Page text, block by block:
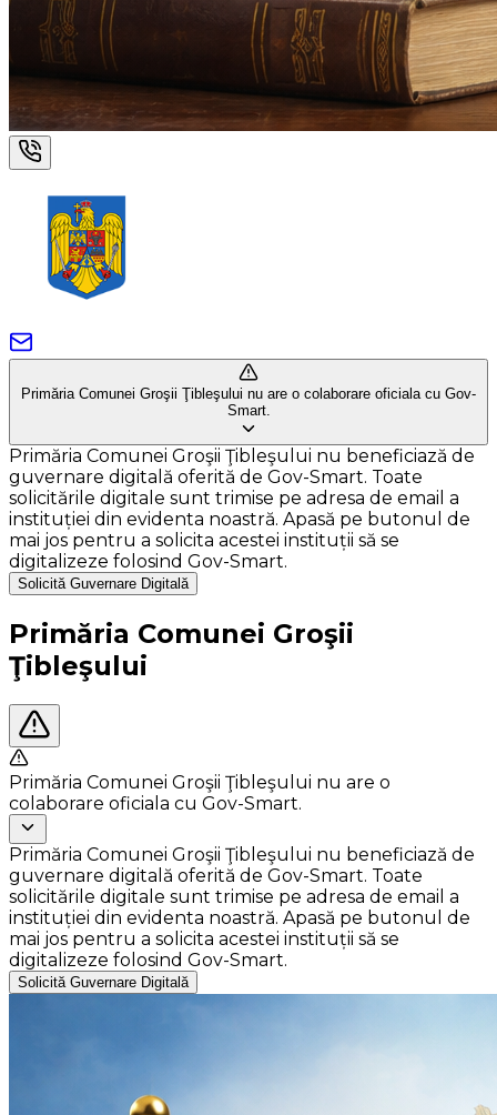
Primăria Comunei Groşii Ţibleşului nu are o colaborare oficiala cu Gov-
Smart.
Primăria Comunei Groşii Ţibleşului nu beneficiază de
guvernare digitală oferită de Gov-Smart. Toate
solicitările digitale sunt trimise pe adresa de email a
instituției din evidenta noastră. Apasă pe butonul de
mai jos pentru a solicita acestei instituții să se
digitalizeze folosind Gov-Smart.
Solicită Guvernare Digitală
Primăria Comunei Groşii
Ţibleşului
Primăria Comunei Groşii Ţibleşului nu are o
colaborare oficiala cu Gov-Smart.
Primăria Comunei Groşii Ţibleşului nu beneficiază de
guvernare digitală oferită de Gov-Smart. Toate
solicitările digitale sunt trimise pe adresa de email a
instituției din evidenta noastră. Apasă pe butonul de
mai jos pentru a solicita acestei instituții să se
digitalizeze folosind Gov-Smart.
Solicită Guvernare Digitală